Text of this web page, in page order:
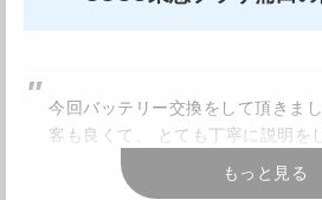
住所
アクセス
電話番号 03-5744-3300
今回バッテリー交換をして頂きま
客も良くて、 とても丁寧に説明を
対応をしていただけて良かったで
に利用したいと思いました！ あり
もっと見る